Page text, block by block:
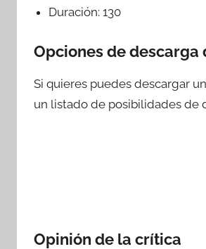
Duración:130
Opciones de descarga
Si quieres puedes descargar
un listado de posibilidades de
Opinión de la crítica